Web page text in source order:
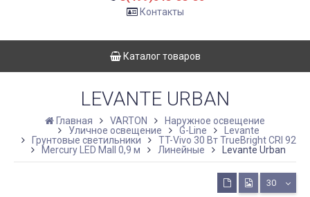
Контакты
Каталог товаров
LEVANTE URBAN
Главная VARTON
Наружное освещение
Уличное освещение
G-Line
Levante
Грунтовые светильники
TT-Vivo 30 Вт TrueBright CRI 92
Mercury LED Mall 0,9 м
Линейные Levante Urban
30